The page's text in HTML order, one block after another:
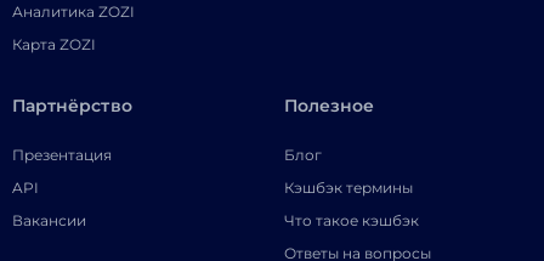
Аналитика ZOZI
Карта ZOZI
Партнёрство
Презентация
API
Вакансии
Полезное
Блог
Кэшбэк термины
Что такое кэшбэк
Ответы на вопросы